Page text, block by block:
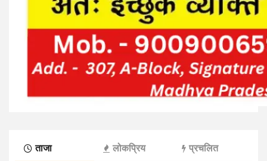
ताजा लोकप्रिय प्रचलित